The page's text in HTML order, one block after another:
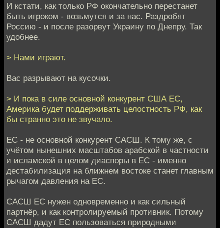
И кстати, как только РФ окончательно перестанет
быть игроком - возьмутся и за нас. Раздробят
Россию - и после разорвут Украину по Днепру. Так
удобнее.
> Нами играют.
Вас разрывают на кусочки.
> И пока в силе основной конкурент США ЕС,
Америка будет поддерживать целостность РФ, как
бы странно это не звучало.
ЕС - не основной конкурент САСШ. К тому же, с
учётом нынешних масштабов арабской в частности
и исламской в целом диаспоры в ЕС - именно
дестабилизация на ближнем востоке станет главным
рычагом давления на ЕС.
САСШ ЕС нужен одновременно и как сильный
партнёр, и как контролируемый противник. Потому
САСШ дадут ЕС пользоваться природными